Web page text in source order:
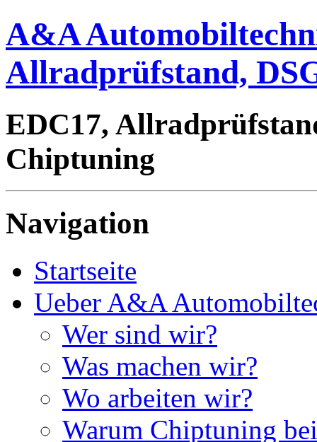
A&A
Allradprüfstand,
EDC17,
Chiptuning
Navigation
Startseite
Ueber A&A
Wer sind wir?
Was machen wir?
Wo arbeiten wir?
Warum Chiptuning